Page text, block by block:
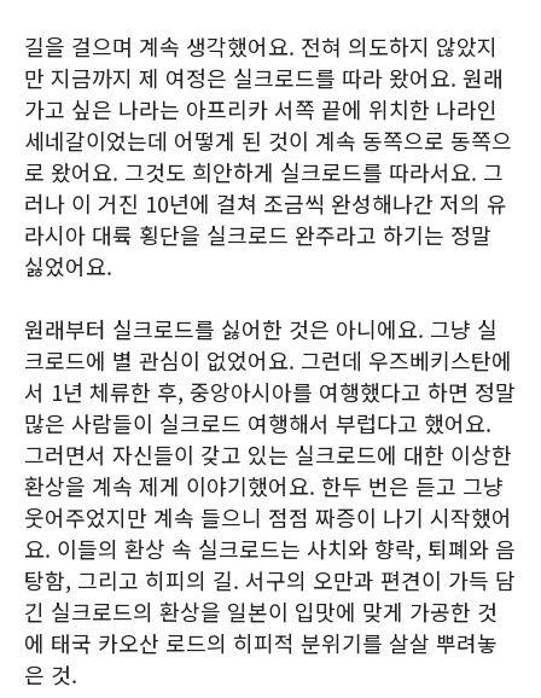
길을 걸으며 계속 생각했어요. 전혀 의도하지 않았지
만 지금까지 제 여정은 실크로드를 따라 왔어요. 원래
가고 싶은 나라는 아프리카 서쪽 끝에 위치한 나라인
세네갈이었는데 어떻게 된 것이 계속 동쪽으로 동쪽으
로 왔어요. 그것도 희안하게 실크로드를 따라서요. 그
러나 이 거진 10년에 걸쳐 조금씩 완성해나간 저의 유
라시아 대륙 횡단을 실크로드 완주라고 하기는 정말
싫었어요.
원래부터 실크로드를 싫어한 것은 아니에요. 그냥 실
크로드에 별 관심이 없었어요. 그런데 우즈베키스탄에
서 1년 체류한 후, 중앙아시아를 여행했다고 하면 정말
많은 사람들이 실크로드 여행해서 부럽다고 했어요.
그러면서 자신들이 갖고 있는 실크로드에 대한 이상한
환상을 계속 제게 이야기했어요. 한두 번은 듣고 그냥
웃어주었지만 계속 들으니 점점 짜증이 나기 시작했어
요. 이들의 환상 속 실크로드는 사치와 향락, 퇴폐와 음
탕함, 그리고 히피의 길. 서구의 오만과 편견이 가득 담
긴 실크로드의 환상을 일본이 입맛에 맞게 가공한 것
에 태국 카오산 로드의 히피적 분위기를 살살 뿌려놓
은 것.